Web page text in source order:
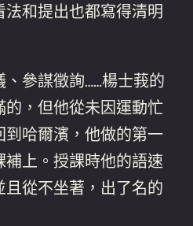
和提出也都寫得清明
參謀徵詢……楊士莪的
的，但他從未因運動忙
哈爾濱，他做的第一
上。授課時他的語速
從不坐著，出了名的